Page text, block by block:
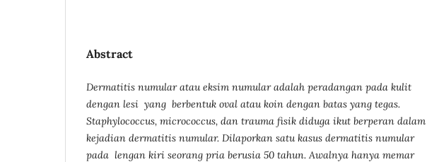
Abstract
Dermatitis numular atau eksim numular adalah peradangan pada kulit
dengan lesi yang berbentuk oval atau koin dengan batas yang tegas.
Staphylococcus, micrococcus, dan trauma fisik diduga ikut berperan dalam
kejadian dermatitis numular. Dilaporkan satu kasus dermatitis numular
pada lengan kiri seorang pria berusia 50 tahun. Awalnya hanya memar